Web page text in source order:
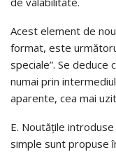
Acest element de
format, este
speciale”. Se
numai prin
aparente, cea mai
E. Noutățile
simple sunt propuse